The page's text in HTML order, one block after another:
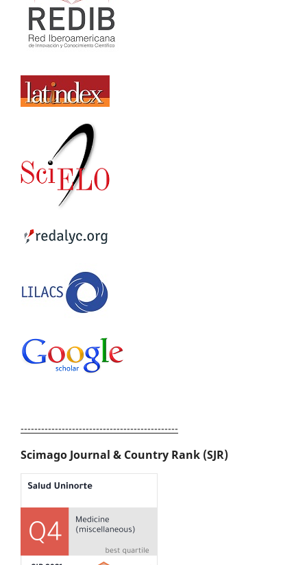
----------------------------------------------
Scimago Journal & Country Rank (SJR)